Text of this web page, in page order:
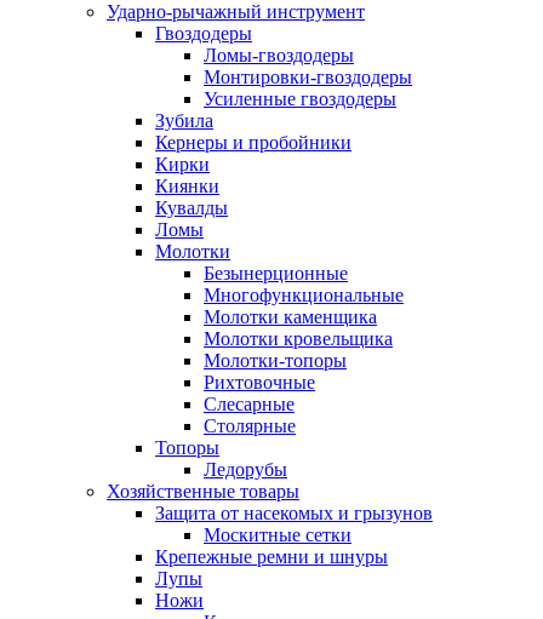
Ударно-рычажный инструмент
Гвоздодеры
Ломы-гвоздодеры
Монтировки-гвоздодеры
Усиленные гвоздодеры
Зубила
Кернеры и пробойники
Кирки
Киянки
Кувалды
Ломы
Молотки
Безынерционные
Многофункциональные
Молотки каменщика
Молотки кровельщика
Молотки-топоры
Рихтовочные
Слесарные
Столярные
Топоры
Ледорубы
Хозяйственные товары
Защита от насекомых и грызунов
Москитные сетки
Крепежные ремни и шнуры
Лупы
Ножи